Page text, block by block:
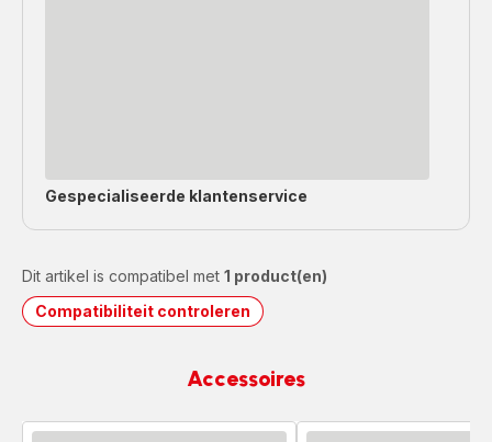
Gespecialiseerde klantenservice
Dit artikel is compatibel met 1 product(en)
Compatibiliteit controleren
Accessoires